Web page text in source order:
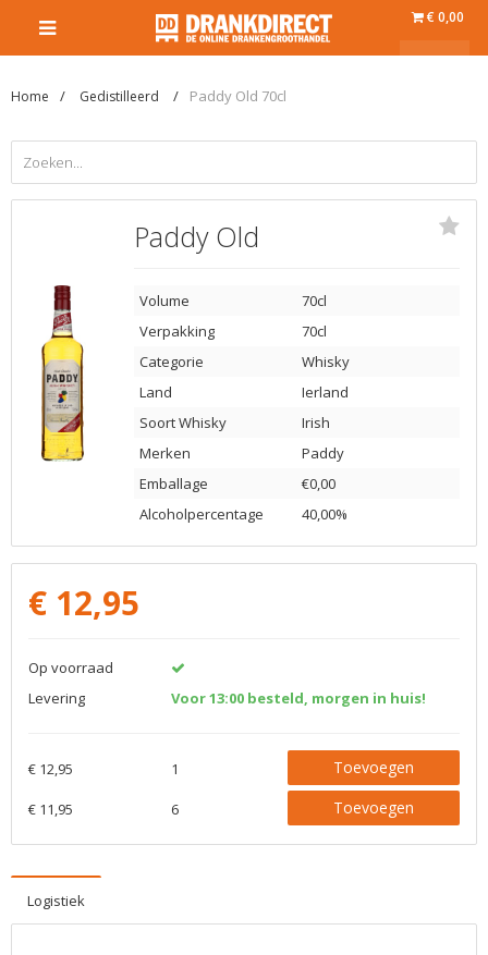
€ 0,00
Home Gedistilleerd Paddy Old 70cl
Paddy Old
Volume
70cl
Verpakking
70cl
Categorie
Whisky
Land
Ierland
Soort Whisky
Irish
Merken
Paddy
Emballage
€0,00
Alcoholpercentage
40,00%
€ 12,95
Op voorraad
Levering
Voor 13:00 besteld, morgen in huis!
€ 12,95 1 Toevoegen
€ 11,95 6 Toevoegen
Logistiek